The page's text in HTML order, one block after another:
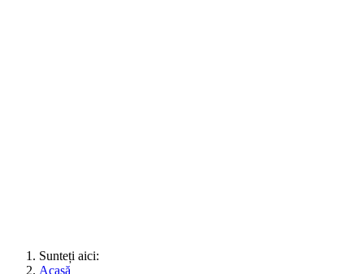
Sunteți aici:
Acasă